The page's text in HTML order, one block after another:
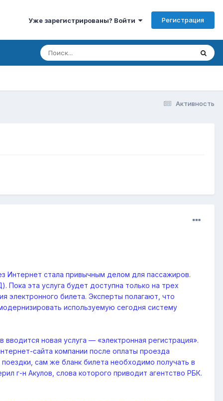
Уже зарегистрированы? Войти Регистрация
Активность
Интернет стала привычным делом для пассажиров.
эта услуга будет доступна только на трех
электронного билета. Эксперты полагают, что
используемую сегодня систему
новая услуга — «электронная регистрация».
сайта компании после оплаты проезда
сам же бланк билета необходимо получать в
г-н Акулов, слова которого приводит агентство РБК.